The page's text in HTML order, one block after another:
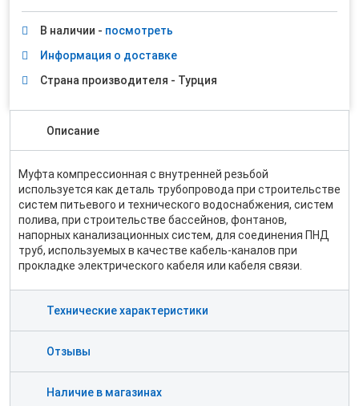
В наличии - посмотреть
Информация о доставке
Страна производителя - Турция
Описание
Муфта компрессионная с внутренней резьбой
используется как деталь трубопровода при строительстве
систем питьевого и технического водоснабжения, систем
полива, при строительстве бассейнов, фонтанов,
напорных канализационных систем, для соединения ПНД
труб, используемых в качестве кабель-каналов при
прокладке электрического кабеля или кабеля связи.
Технические характеристики
Отзывы
Наличие в магазинах